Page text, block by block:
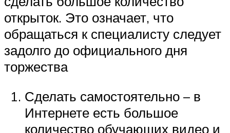
открыток. Это означает, что
обращаться к специалисту следует
задолго до официального дня
торжества
Сделать самостоятельно – в
Интернете есть большое
количество обучающих видео и